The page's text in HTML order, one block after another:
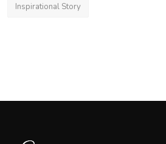
Inspirational Story